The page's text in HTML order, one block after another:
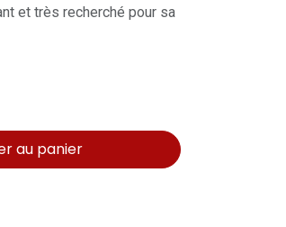
et très recherché pour sa
au panier